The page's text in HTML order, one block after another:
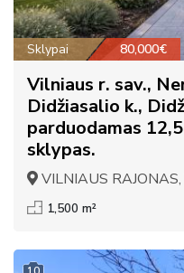
Sklypai 80,000€
Vilniaus r. sav.,
Didžiasalio k.,
parduodamas
sklypas.
VILNIAUS RAJONAS,
1,500 m²